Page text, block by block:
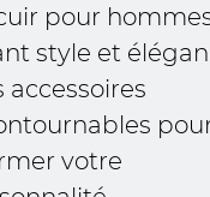
pour
style et
accessoires
votre